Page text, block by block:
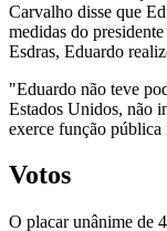
Carvalho disse que
medidas do
Esdras, Eduardo
"Eduardo não teve
Estados Unidos, não
exerce função
Votos
O placar unânime de